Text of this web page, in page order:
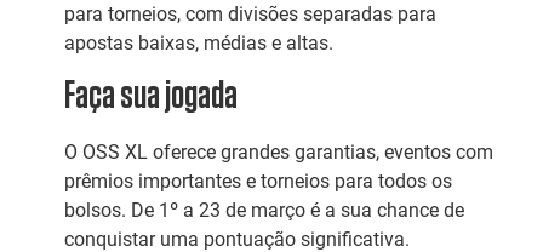
para torneios, com divisões separadas para
apostas baixas, médias e altas.
Faça sua jogada
O OSS XL oferece grandes garantias, eventos com
prêmios importantes e torneios para todos os
bolsos. De 1º a 23 de março é a sua chance de
conquistar uma pontuação significativa.